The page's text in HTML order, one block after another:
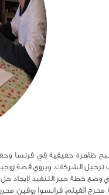
أصبح ظاهرة حقيقية في فرنسا
ترحيل الشركات، ويروي قصة
وضع خطة حيز التنفيذ لإيجاد
مخرج الفيلم، فرانسوا روفين،